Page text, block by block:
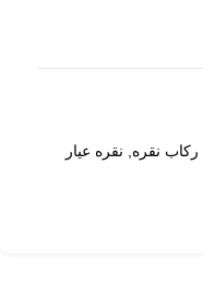
رکاب نقره
نقره عیار